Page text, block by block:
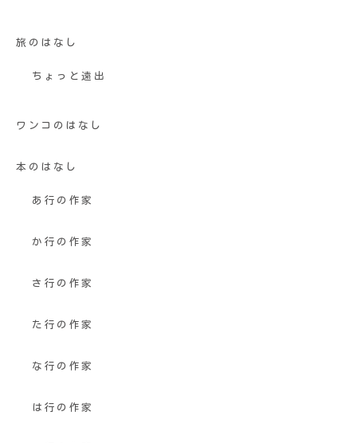
旅のはなし
ちょっと遠出
ワンコのはなし
本のはなし
あ行の作家
か行の作家
さ行の作家
た行の作家
な行の作家
は行の作家